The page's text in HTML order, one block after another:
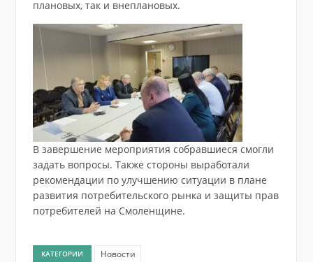
плановых, так и внеплановых.
В завершение мероприятия собравшиеся смогли
задать вопросы. Также стороны выработали
рекомендации по улучшению ситуации в плане
развития потребительского рынка и защиты прав
потребителей на Смоленщине.
КАТЕГОРИИ Новости